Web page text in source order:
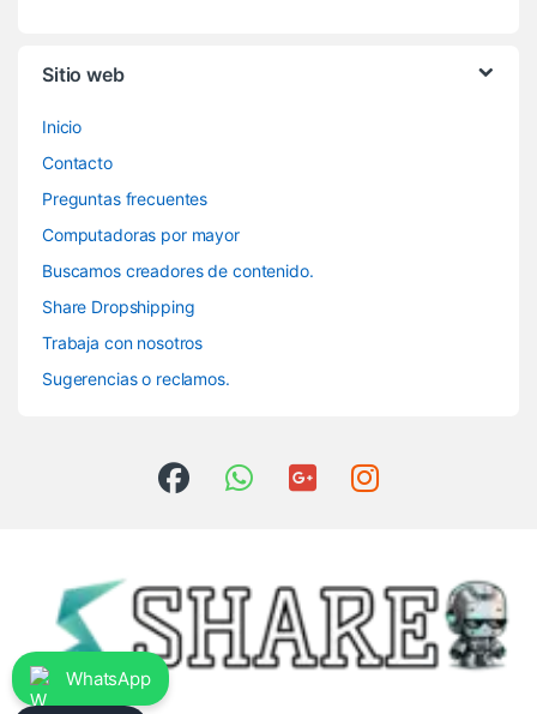
Sitio web
Inicio
Contacto
Preguntas frecuentes
Computadoras por mayor
Buscamos creadores de contenido.
Share Dropshipping
Trabaja con nosotros
Sugerencias o reclamos.
WhatsApp